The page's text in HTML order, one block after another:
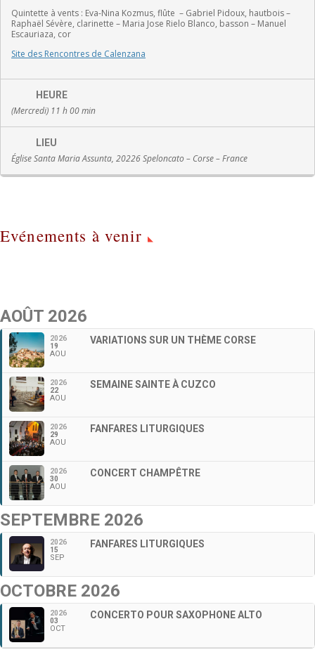
Quintette à vents : Eva-Nina Kozmus, flûte – Gabriel Pidoux, hautbois –
Raphaël Sévère, clarinette – Maria Jose Rielo Blanco, basson – Manuel
Escauriaza, cor
Site des Rencontres de Calenzana
HEURE
(Mercredi) 11 h 00 min
LIEU
Église Santa Maria Assunta, 20226 Speloncato – Corse – France
Evénements à venir
AOÛT 2026
2026
19
AOU
VARIATIONS SUR UN THÈME CORSE
2026
22
AOU
SEMAINE SAINTE À CUZCO
2026
29
AOU
FANFARES LITURGIQUES
2026
30
AOU
CONCERT CHAMPÊTRE
SEPTEMBRE 2026
2026
15
SEP
FANFARES LITURGIQUES
OCTOBRE 2026
2026
03
OCT
CONCERTO POUR SAXOPHONE ALTO